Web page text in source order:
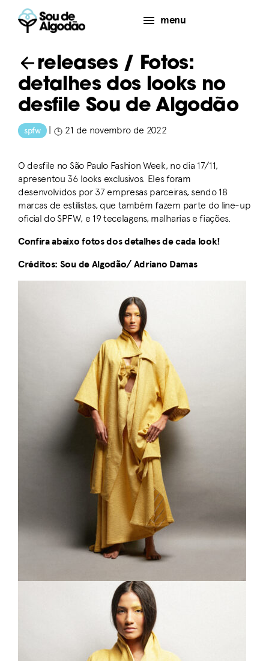
menu
releases/ Fotos:
detalhes dos looks no
desfile Sou de Algodão
spfw | 21 de novembro de 2022
O desfile no São Paulo Fashion Week, no dia 17/11,
apresentou 36 looks exclusivos. Eles foram
desenvolvidos por 37 empresas parceiras, sendo 18
marcas de estilistas, que também fazem parte do line-up
oficial do SPFW, e 19 tecelagens, malharias e fiações.
Confira abaixo fotos dos detalhes de cada look!
Créditos: Sou de Algodão/ Adriano Damas